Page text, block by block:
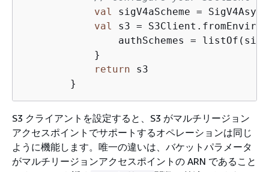
val
sigV4aScheme =
val
s3 =
authSchemes =
            }
return s3
S3 クライアントを設定すると、S3 がマルチリージョン
アクセスポイントでサポートするオペレーションは同じ
ように機能します。唯一の違いは、バケットパラメータ
がマルチリージョンアクセスポイントの ARN であること